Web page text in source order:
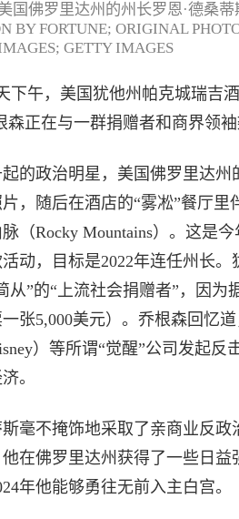
国佛罗里达州的州长罗恩·德桑
BY FORTUNE; ORIGINAL
GETTY IMAGES
下午，美国犹他州帕克城瑞吉
森正在与一群捐赠者和商界领袖
的政治明星，美国佛罗里达州
，随后在酒店的“雾凇”餐厅
（Rocky Mountains）。这是
动，目标是2022年连任州长
从”的“上流社会捐赠者”，因
张5,000美元）。乔根森回忆
）等所谓“觉醒”公司发起
。
毫不掩饰地采取了亲商业反
在佛罗里达州获得了一些日
年他能够勇往无前入主白宫。